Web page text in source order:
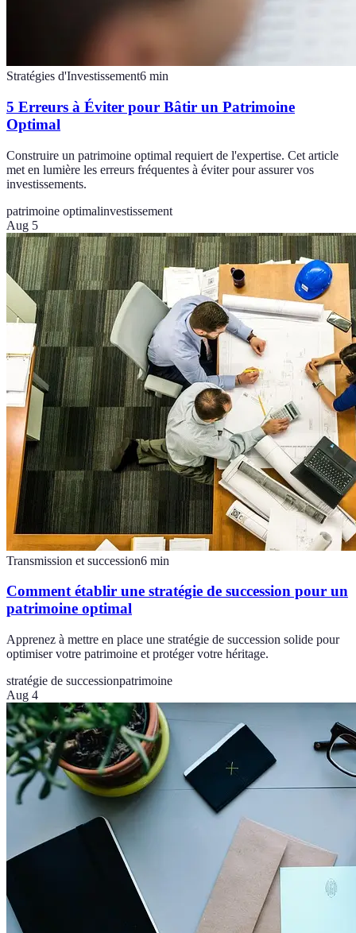
Stratégies d'Investissement6 min
5 Erreurs à Éviter pour Bâtir un Patrimoine
Optimal
Construire un patrimoine optimal requiert de l'expertise. Cet article
met en lumière les erreurs fréquentes à éviter pour assurer vos
investissements.
patrimoine optimalinvestissement
Aug 5
Transmission et succession6 min
Comment établir une stratégie de succession pour un
patrimoine optimal
Apprenez à mettre en place une stratégie de succession solide pour
optimiser votre patrimoine et protéger votre héritage.
stratégie de successionpatrimoine
Aug 4